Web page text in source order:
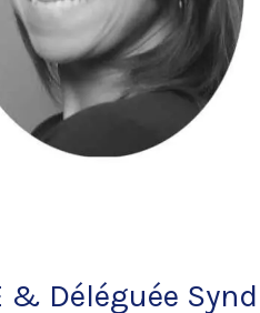
& Déléguée